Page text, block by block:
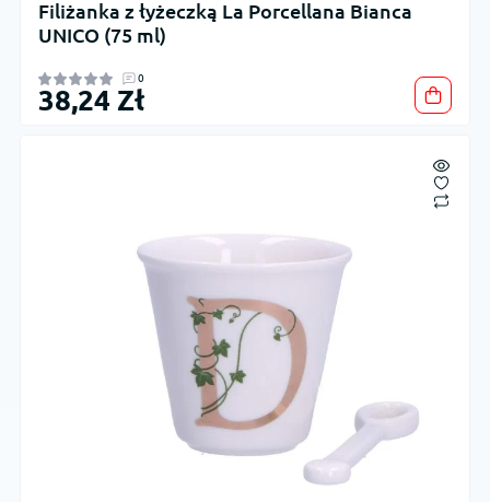
Filiżanka z łyżeczką La Porcellana Bianca
UNICO (75 ml)
0
38,24 Zł